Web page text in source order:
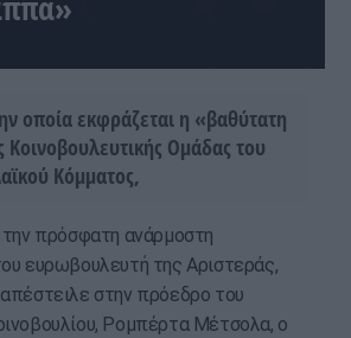
οποία εκφράζεται η «βαθύτατη
Κοινοβουλευτικής Ομάδας του
Κόμματος,
πρόσφατη ανάρμοστη
ευρωβουλευτή της Αριστεράς,
στην πρόεδρο του
Ρομπέρτα Μέτσολα, ο